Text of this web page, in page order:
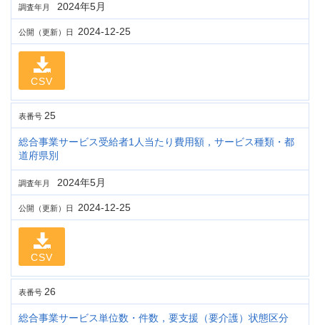
調査年月 2024年5月
公開（更新）日 2024-12-25
CSV
表番号 25
総合事業サービス受給者1人当たり費用額，サービス種類・都
道府県別
調査年月 2024年5月
公開（更新）日 2024-12-25
CSV
表番号 26
総合事業サービス単位数・件数，要支援（要介護）状態区分